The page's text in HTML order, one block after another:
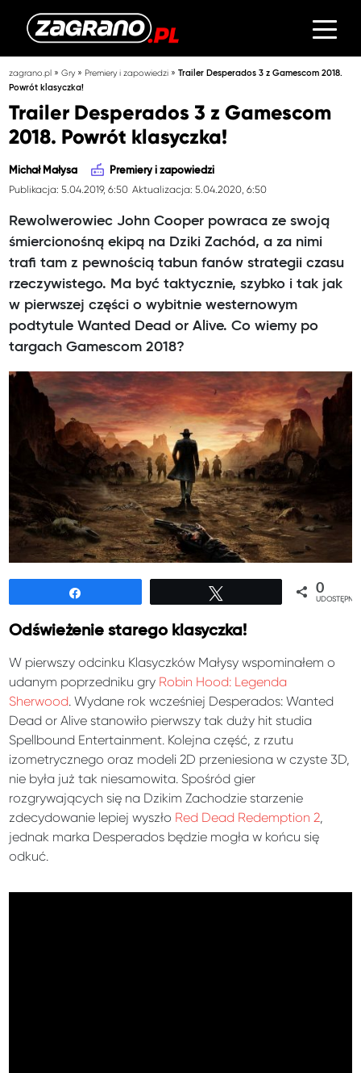
zagrano.pl »Gry» Premiery i zapowiedzi »Trailer Desperados 3 z Gamescom 2018.
Powrót klasyczka!
Trailer Desperados 3 z Gamescom
2018. Powrót klasyczka!
Michał Małysa Premiery i zapowiedzi
Publikacja: 5.04.2019, 6:50 Aktualizacja: 5.04.2020, 6:50
Rewolwerowiec John Cooper powraca ze swoją
śmiercionośną ekipą na Dziki Zachód, a za nimi
trafi tam z pewnością tabun fanów strategii czasu
rzeczywistego. Ma być taktycznie, szybko i tak jak
w pierwszej części o wybitnie westernowym
podtytule Wanted Dead or Alive. Co wiemy po
targach Gamescom 2018?
0
Odświeżenie starego klasyczka!
W pierwszy odcinku Klasyczków Małysy wspominałem o
udanym poprzedniku gry Robin Hood: Legenda
Sherwood. Wydane rok wcześniej Desperados: Wanted
Dead or Alive stanowiło pierwszy tak duży hit studia
Spellbound Entertainment. Kolejna część, z rzutu
izometrycznego oraz modeli 2D przeniesiona w czyste 3D,
nie była już tak niesamowita. Spośród gier
rozgrywających się na Dzikim Zachodzie starzenie
zdecydowanie lepiej wyszło Red Dead Redemption 2
jednak marka Desperados będzie mogła w końcu się
odkuć.